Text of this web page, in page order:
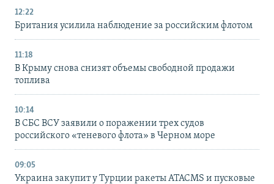
12:22
Британия усилила наблюдение за российским флотом
11:18
В Крыму снова снизят объемы свободной продажи
топлива
10:14
В СБС ВСУ заявили о поражении трех судов
российского «теневого флота» в Черном море
09:05
Украина закупит у Турции ракеты ATACMS и пусковые